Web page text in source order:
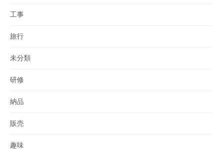
工事
旅行
未分類
研修
納品
販売
趣味